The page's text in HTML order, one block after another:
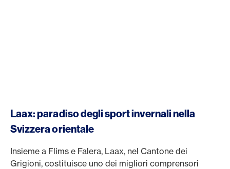
Laax: paradiso degli sport invernali nella
Svizzera orientale
Insieme a Flims e Falera, Laax, nel Cantone dei
Grigioni, costituisce uno dei migliori comprensori